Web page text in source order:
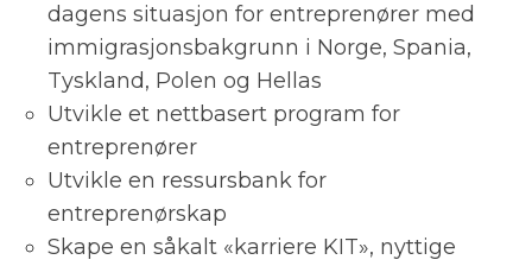
dagens situasjon for entreprenører med
immigrasjonsbakgrunn i Norge, Spania,
Tyskland, Polen og Hellas
Utvikle et nettbasert program for
entreprenører
Utvikle en ressursbank for
entreprenørskap
Skape en såkalt «karriere KIT», nyttige